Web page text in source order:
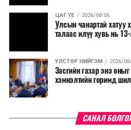
ЦАГ ҮЕ 2026/08/06
Улсын чанартай хатуу
талаас илүү хувь нь
УЛСТӨР НИЙГЭМ 2026/
Засгийн газар энэ
хэмнэлтийн горимд
САНАЛ